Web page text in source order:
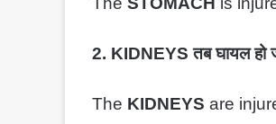
2. KIDNEYS तब घायल हो
The KIDNEYS are